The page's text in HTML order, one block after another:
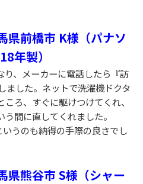
県前橋市 K様（パナソ
年製）
り、メーカーに電話したら『訪
ました。ネットで洗濯機ドクタ
ろ、すぐに駆けつけてくれ、
間に直してくれました。
うのも納得の手際の良さでし
県熊谷市 S様（シャー